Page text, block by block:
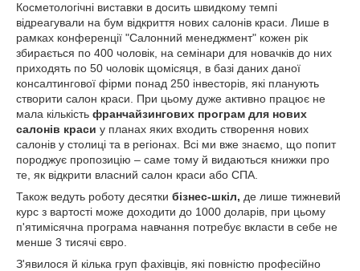
Косметологічні виставки в досить швидкому темпі
відреагували на бум відкриття нових салонів краси. Лише в
рамках конференції "Салонний менеджмент" кожен рік
збирається по 400 чоловік, на семінари для новачків до них
приходять по 50 чоловік щомісяця, в базі даних даної
консалтингової фірми понад 250 інвесторів, які планують
створити салон краси. При цьому дуже активно працює не
мала кількість франчайзингових програм для нових
салонів краси у планах яких входить створення нових
салонів у столиці та в регіонах. Всі ми вже знаємо, що попит
породжує пропозицію – саме тому й видаються книжки про
те, як відкрити власний салон краси або СПА.
Також ведуть роботу десятки бізнес-шкіл, де лише тижневий
курс з вартості може доходити до 1000 доларів, при цьому
п'ятимісячна програма навчання потребує вкласти в себе не
менше 3 тисячі євро.
З'явилося й кілька груп фахівців, які повністю професійно